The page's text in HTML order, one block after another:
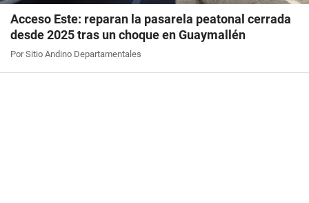
Acceso Este: reparan la pasarela peatonal cerrada
desde 2025 tras un choque en Guaymallén
Por Sitio Andino Departamentales